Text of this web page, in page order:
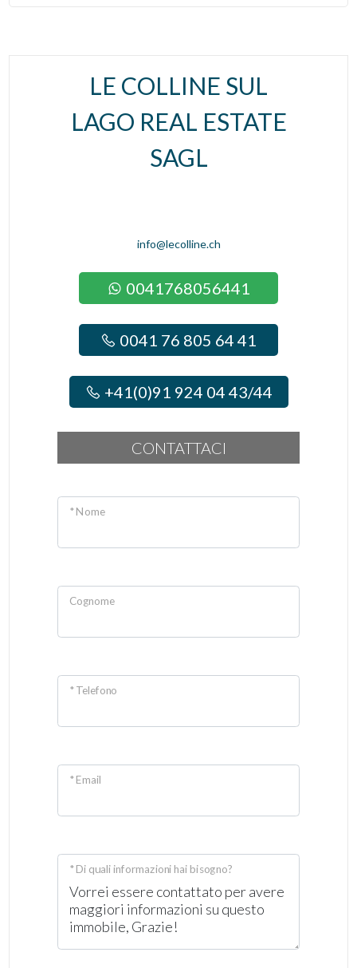
Infissi in alluminio
Tapparelle
Animali no
Ascensore interno
Investimento
LE COLLINE SUL
LAGO REAL ESTATE
SAGL
info@lecolline.ch
0041768056441
0041 76 805 64 41
+41(0)91 924 04 43/44
CONTATTACI
* Nome
Cognome
* Telefono
* Email
* Di quali informazioni hai bisogno?